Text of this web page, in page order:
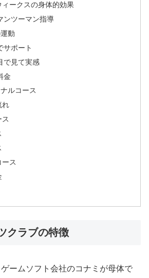
ィークスの身体的効果
ンツーマン指導
動
サポート
で見て実感
金
ルコース
れ
ス
ス
クラブの特徴
ームソフト会社のコナミが母体で